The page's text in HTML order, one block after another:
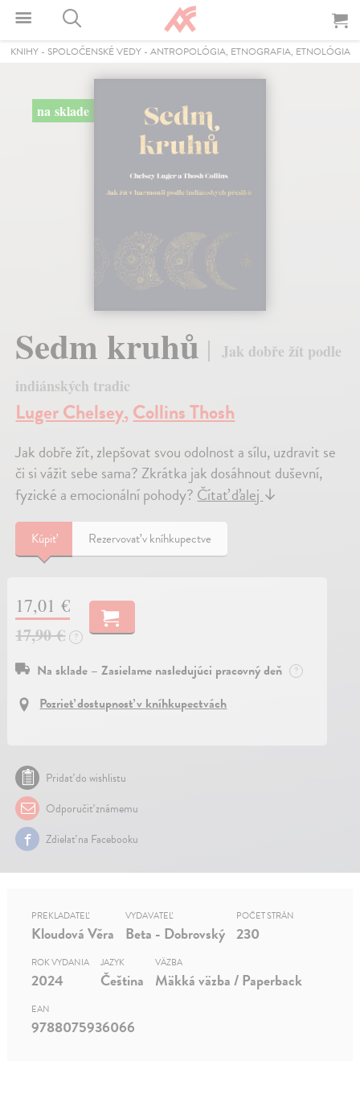
KNIHY- SPOLOČENSKÉ VEDY- ANTROPOLÓGIA, ETNOGRAFIA, ETNOLÓGIA
na sklade
Sedm kruhů
Jak dobře žít podle
indiánských tradic
Luger Chelsey,Collins Thosh
Jak dobře žít, zlepšovat svou odolnost a sílu, uzdravit se
či si vážit sebe sama? Zkrátka jak dosáhnout duševní,
fyzické a emocionální pohody?Čítať ďalej↓
Kúpiť Rezervovať v kníhkupectve
17,01 €
17,90 €
?
Na sklade – Zasielame nasledujúci pracovný deň ?
Pozrieť dostupnosť v kníhkupectvách
Pridať do wishlistu
Odporučiť známemu
Zdielať na Facebooku
PREKLADATEĽ
Kloudová Věra
VYDAVATEĽ
Beta - Dobrovský
POČET STRÁN
230
ROK VYDANIA
2024
JAZYK
Čeština
VÄZBA
Mäkká väzba / Paperback
EAN
9788075936066